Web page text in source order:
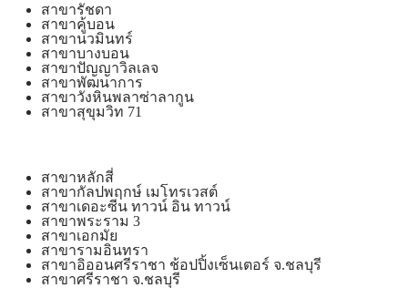
สาขารัชดา
สาขาคู้บอน
สาขานวมินทร์
สาขาบางบอน
สาขาปัญญาวิลเลจ
สาขาพัฒนาการ
สาขาวังหินพลาซ่าลากูน
สาขาสุขุมวิท 71
สาขาหลักสี่
สาขากัลปพฤกษ์ เมโทรเวสต์
สาขาเดอะซีน ทาวน์ อิน ทาวน์
สาขาพระราม 3
สาขาเอกมัย
สาขารามอินทรา
สาขาอิออนศรีราชา ช้อปปิ้งเซ็นเตอร์ จ.ชลบุรี
สาขาศรีราชา จ.ชลบุรี